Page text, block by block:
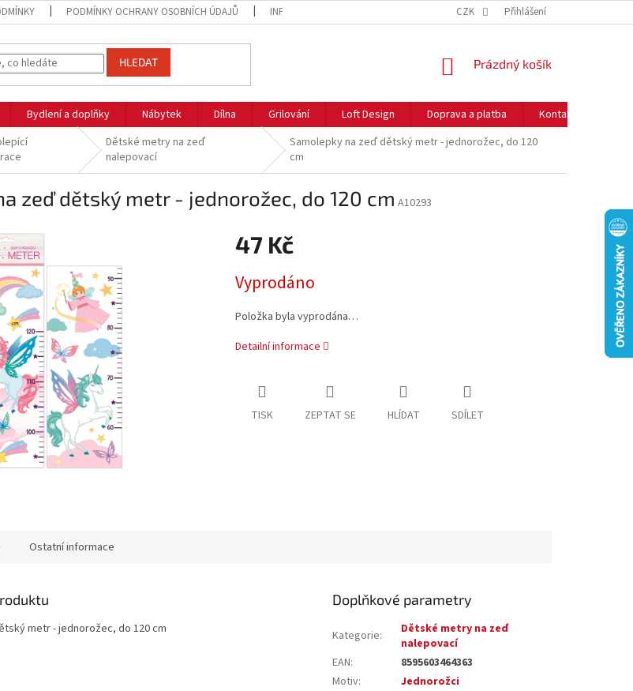
PODMÍNKY OCHRANY OSOBNÍCH ÚDAJŮ INFORMACE O COOKIES NEJČASTĚJŠÍ OTÁZKY
CZK Přihlášení
HLEDAT
NÁKUPNÍ
Prázdný košík
Bydlení a doplňky Nábytek Dílna Grilování Loft Design Doprava a platba Kontakty
Dětské metry na zeď
nalepovací
Samolepky na zeď dětský metr - jednorožec, do 120
cm
zeď dětský metr - jednorožec, do 120 cm A10293
47 Kč
cena:
Vyprodáno
Položka byla vyprodána…
Detailní informace
TISK ZEPTAT SE HLÍDAT SDÍLET
Ostatní informace
metr - jednorožec, do 120 cm
Doplňkové parametry
Kategorie:
Dětské metry na zeď
nalepovací
EAN:
8595603464363
Motiv:
Jednorožci